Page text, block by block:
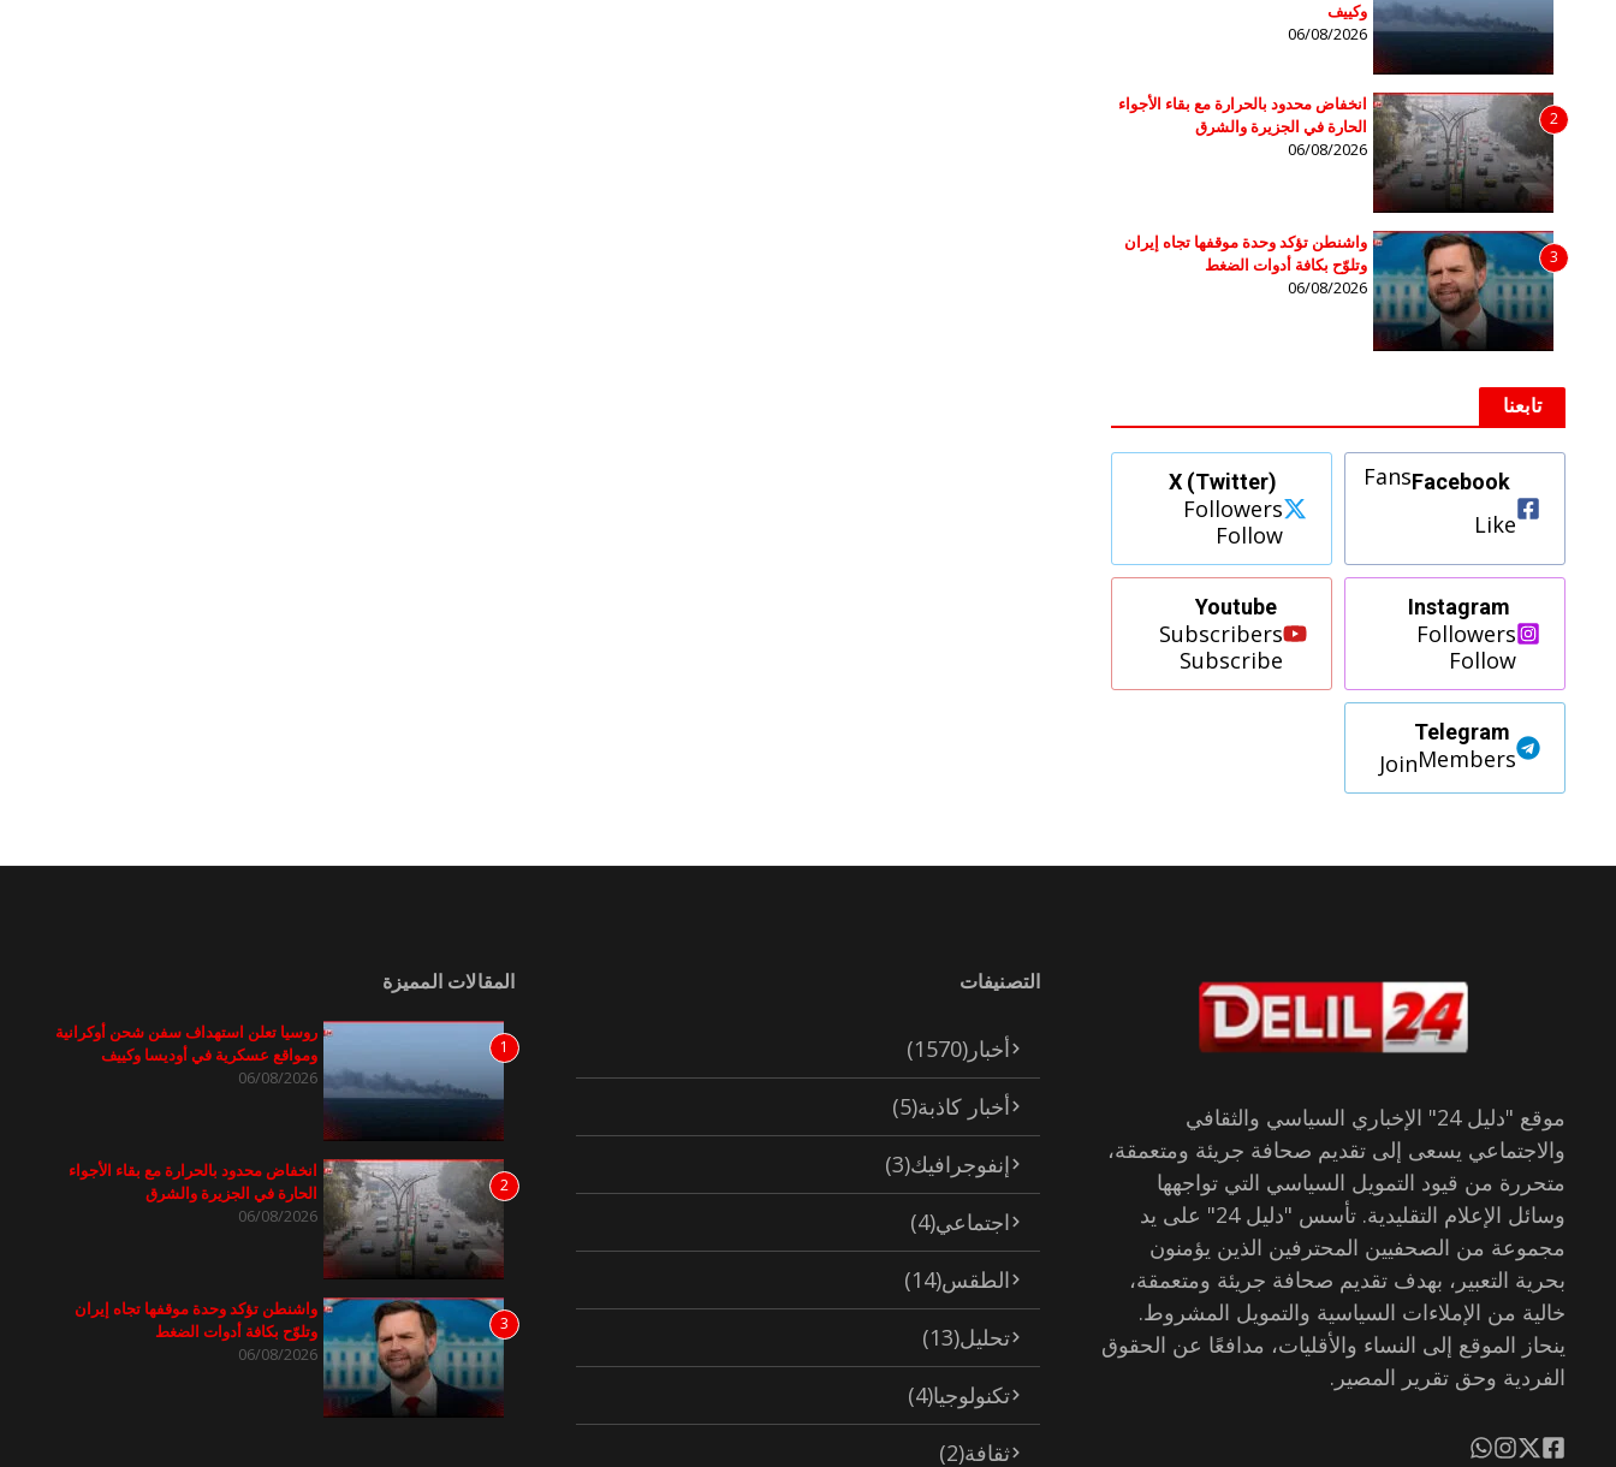
وكييف
06/08/2026
2
انخفاض محدود بالحرارة مع بقاء الأجواء
الحارة في الجزيرة والشرق
06/08/2026
3
واشنطن تؤكد وحدة موقفها تجاه إيران
وتلوّح بكافة أدوات الضغط
06/08/2026
تابعنا
Facebook
Fans
Like
X (Twitter)
Followers
Follow
Instagram
Followers
Follow
Youtube
Subscribers
Subscribe
Telegram
Members
Join
موقع "دليل 24" الإخباري السياسي والثقافي
والاجتماعي يسعى إلى تقديم صحافة جريئة ومتعمقة،
متحررة من قيود التمويل السياسي التي تواجهها
وسائل الإعلام التقليدية. تأسس "دليل 24" على يد
مجموعة من الصحفيين المحترفين الذين يؤمنون
بحرية التعبير، بهدف تقديم صحافة جريئة ومتعمقة،
خالية من الإملاءات السياسية والتمويل المشروط.
ينحاز الموقع إلى النساء والأقليات، مدافعًا عن الحقوق
الفردية وحق تقرير المصير.
التصنيفات
أخبار (1570)
أخبار كاذبة(5)
إنفوجرافيك(3)
اجتماعي(4)
الطقس(14)
تحليل(13)
تكنولوجيا(4)
ثقافة(2)
المقالات المميزة
1
روسيا تعلن استهداف سفن شحن أوكرانية
ومواقع عسكرية في أوديسا وكييف
06/08/2026
2
انخفاض محدود بالحرارة مع بقاء الأجواء
الحارة في الجزيرة والشرق
06/08/2026
3
واشنطن تؤكد وحدة موقفها تجاه إيران
وتلوّح بكافة أدوات الضغط
06/08/2026